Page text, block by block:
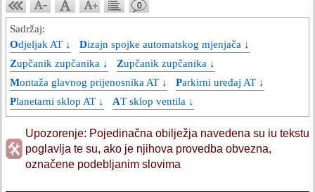
0
Sadržaj:
Odjeljak AT ↓
Dizajn spojke automatskog mjenjača ↓
Zupčanik zupčanika ↓
Zupčanik zupčanika ↓
Montaža glavnog prijenosnika AT ↓
Parkirni uređaj AT ↓
Planetarni sklop AT ↓
AT sklop ventila ↓
Upozorenje: Pojedinačna obilježja navedena su iu tekstu
poglavlja te su, ako je njihova provedba obvezna,
označene podebljanim slovima